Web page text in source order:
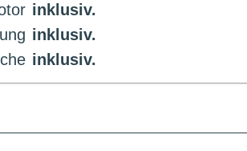
inklusiv.
inklusiv.
inklusiv.